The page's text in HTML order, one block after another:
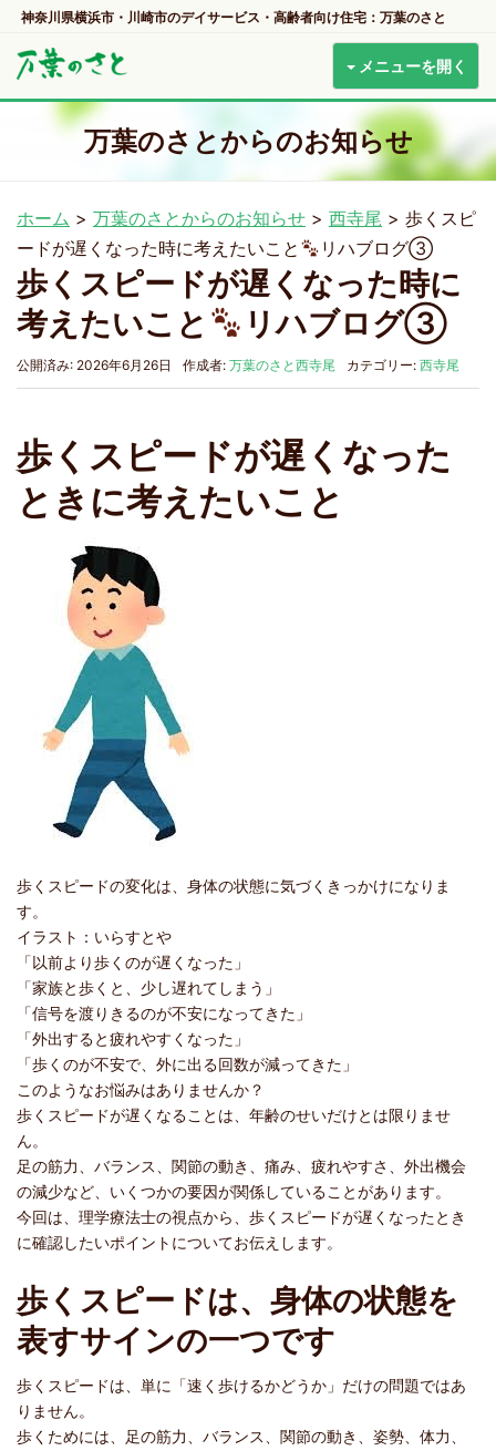
神奈川県横浜市・川崎市のデイサービス・高齢者向け住宅：万葉のさと
メニューを開く
万葉のさとからのお知らせ
ホーム > 万葉のさとからのお知らせ > 西寺尾 > 歩くスピ
ードが遅くなった時に考えたいこと
リハブログ③
歩くスピードが遅くなった時に
考えたいこと
リハブログ③
公開済み: 2026年6月26日 作成者: 万葉のさと西寺尾 カテゴリー: 西寺尾
歩くスピードが遅くなった
ときに考えたいこと
歩くスピードの変化は、身体の状態に気づくきっかけになりま
す。
イラスト：いらすとや
「以前より歩くのが遅くなった」
「家族と歩くと、少し遅れてしまう」
「信号を渡りきるのが不安になってきた」
「外出すると疲れやすくなった」
「歩くのが不安で、外に出る回数が減ってきた」
このようなお悩みはありませんか？
歩くスピードが遅くなることは、年齢のせいだけとは限りませ
ん。
足の筋力、バランス、関節の動き、痛み、疲れやすさ、外出機会
の減少など、いくつかの要因が関係していることがあります。
今回は、理学療法士の視点から、歩くスピードが遅くなったとき
に確認したいポイントについてお伝えします。
歩くスピードは、身体の状態を
表すサインの一つです
歩くスピードは、単に「速く歩けるかどうか」だけの問題ではあ
りません。
歩くためには、足の筋力、バランス、関節の動き、姿勢、体力、